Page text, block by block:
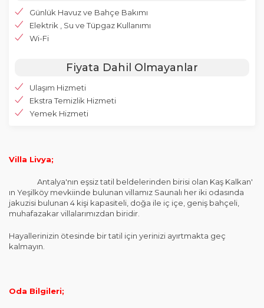
Günlük Havuz ve Bahçe Bakımı
Elektrik , Su ve Tüpgaz Kullanımı
Wi-Fi
Fiyata Dahil Olmayanlar
Ulaşım Hizmeti
Ekstra Temizlik Hizmeti
Yemek Hizmeti
Villa Livya;
Antalya'nın eşsiz tatil beldelerinden birisi olan Kaş Kalkan'
ın Yeşilköy mevkiinde bulunan villamız Saunalı her iki odasında
jakuzisi bulunan 4 kişi kapasiteli, doğa ile iç içe, geniş bahçeli,
muhafazakar villalarımızdan biridir.
Hayallerinizin ötesinde bir tatil için yerinizi ayırtmakta geç
kalmayın.
Oda Bilgileri;